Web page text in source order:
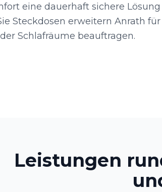
eine dauerhaft sichere Lösung
Steckdosen erweitern Anrath für
Schlafräume beauftragen.
Leistungen